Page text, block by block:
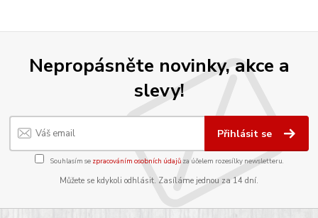
Nepropásněte novinky, akce a
slevy!
Přihlásit se
Souhlasím se zpracováním osobních údajůza účelem rozesílky newsletteru.
Můžete se kdykoli odhlásit. Zasíláme jednou za 14 dní.